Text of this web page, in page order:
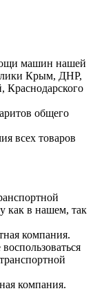
машин нашей
Крым, ДНР,
Краснодарского
общего
всех товаров
как в нашем, так
компания.
компания.